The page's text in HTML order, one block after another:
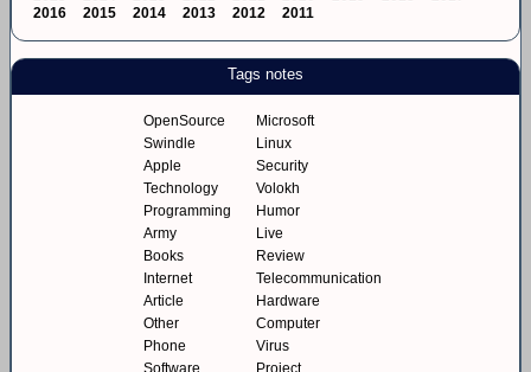
2016
2015 2014 2013 2012 2011
Tags notes
OpenSource
Microsoft
Swindle
Linux
Apple
Security
Technology
Volokh
Programming
Humor
Army
Live
Books
Review
Internet
Telecommunication
Article
Hardware
Other
Computer
Phone
Virus
Software
Project